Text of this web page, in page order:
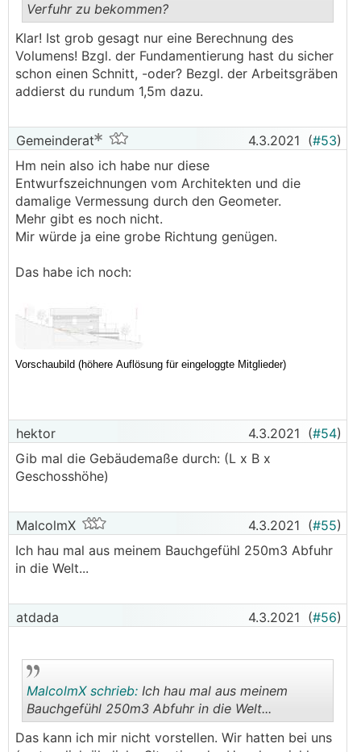
..
Verfuhr zu bekommen?
Klar! Ist grob gesagt nur eine Berechnung des
Volumens! Bzgl. der Fundamentierung hast du sicher
schon einen Schnitt, -oder? Bezgl. der Arbeitsgräben
addierst du rundum 1,5m dazu.
Gemeinderat 4.3.2021 (#53)
Hm nein also ich habe nur diese
Entwurfszeichnungen vom Architekten und die
damalige Vermessung durch den Geometer.
Mehr gibt es noch nicht.
Mir würde ja eine grobe Richtung genügen.
Das habe ich noch:
hektor 4.3.2021 (#54)
Gib mal die Gebäudemaße durch: (L x B x
Geschosshöhe)
MalcolmX 4.3.2021 (#55)
Ich hau mal aus meinem Bauchgefühl 250m3 Abfuhr
in die Welt...
atdada 4.3.2021 (#56)
MalcolmX schrieb: Ich hau mal aus meinem
Bauchgefühl 250m3 Abfuhr in die Welt...
Das kann ich mir nicht vorstellen. Wir hatten bei uns